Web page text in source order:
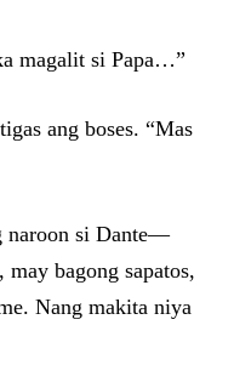
magalit si Papa…”
ang boses. “Mas
naroon si Dante—
bagong sapatos,
Nang makita niya